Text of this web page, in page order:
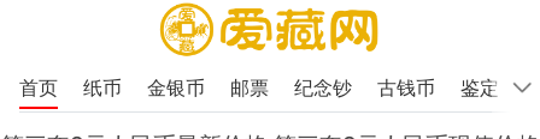
首页 纸币 金银币 邮票 纪念钞 古钱币 鉴定